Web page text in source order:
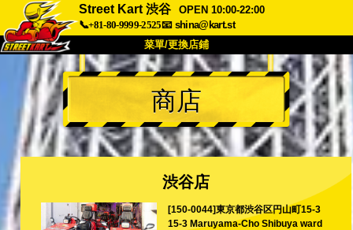
Street Kart 渋谷
OPEN 10:00-22:00
📞+81-80-9999-2525📧 shina@kart.st
菜單/更換店鋪
首頁
關於 規格 價格
交通方式 顧客聲音 常見問題
公司 預訂
更換店鋪
東京 品川 #1 東京 秋葉原 #1
商店
渋谷店
[150-0044]東京都渋谷区円山町15-3
15-3 Maruyama-Cho Shibuya ward